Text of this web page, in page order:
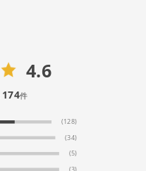
4.6
174件
(128)
(34)
(5)